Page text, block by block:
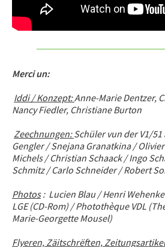
Merci un:
Iddi / Konzept:Anne-Marie Dentzer,
Nancy Fiedler, Christiane Burton
Zeechnungen:Schüler vun der V1/51
Gengler / Snejana Granatkina /
Michels / Christian Schaack / Ingo
Schmitz / Carlo Schneider / Robert
Photos: Lucien Blau / Henri
LGE (CD-Rom) / Photothèque VDL
Marie-Georgette Mousel)
Flyeren, Zäitschrëften,